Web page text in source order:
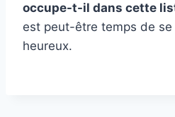
occupe-t-il dans cette
est peut-être temps de
heureux.